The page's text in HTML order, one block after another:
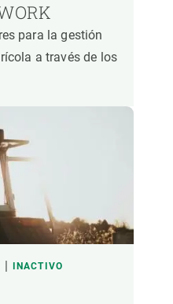
EXTERNO
para la gestión
a través de los
INACTIVO